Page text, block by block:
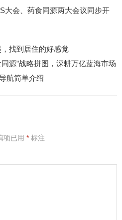
大会、药食同源两大会议同步开
找到居住的好感觉
源”战略拼图，深耕万亿蓝海市场
航简单介绍
项已用 * 标注